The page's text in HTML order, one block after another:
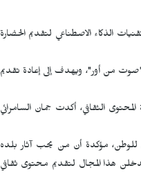
الذكاء الاصطناعي لتقديم الحضارة
من أور"، ويهدف إلى إعادة تقديم
الثقافي، أكدت جمان السامرائي
للوطن، مؤكدة أن من يحب آثار بلده
هذا المجال لتقديم محتوى ثقافي